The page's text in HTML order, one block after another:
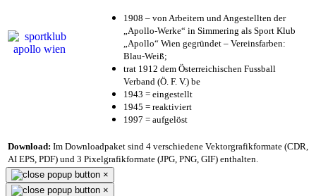
1908 – von Arbeitern und Angestellten der
„Apollo-Werke“ in Simmering als Sport Klub
„Apollo“ Wien gegründet – Vereinsfarben:
Blau-Weiß;
trat 1912 dem Österreichischen Fussball
Verband (Ö. F. V.) be
1943 = eingestellt
1945 = reaktiviert
1997 = aufgelöst
Download: Im Downloadpaket sind 4 verschiedene Vektorgrafikformate (CDR,
AI EPS, PDF) und 3 Pixelgrafikformate (JPG, PNG, GIF) enthalten.
×
×